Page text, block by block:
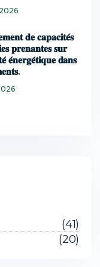
𝐝𝐞 𝐜𝐚𝐩𝐚𝐜𝐢𝐭𝐞́𝐬
𝐩𝐫𝐞𝐧𝐚𝐧𝐭𝐞𝐬 𝐬𝐮𝐫
𝐞́𝐧𝐞𝐫𝐠𝐞́𝐭𝐢𝐪𝐮𝐞 𝐝𝐚𝐧𝐬
(41)
(20)